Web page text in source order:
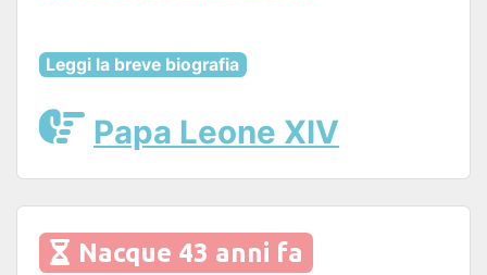
Leggi la breve biografia
Papa Leone XIV
Nacque 43 anni fa